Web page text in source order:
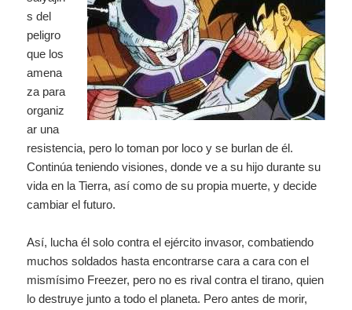
s del
peligro
que los
amena
za para
organiz
ar una
resistencia, pero lo toman por loco y se burlan de él.
Continúa teniendo visiones, donde ve a su hijo durante su
vida en la Tierra, así como de su propia muerte, y decide
cambiar el futuro.
Así, lucha él solo contra el ejército invasor, combatiendo
muchos soldados hasta encontrarse cara a cara con el
mismísimo Freezer, pero no es rival contra el tirano, quien
lo destruye junto a todo el planeta. Pero antes de morir,